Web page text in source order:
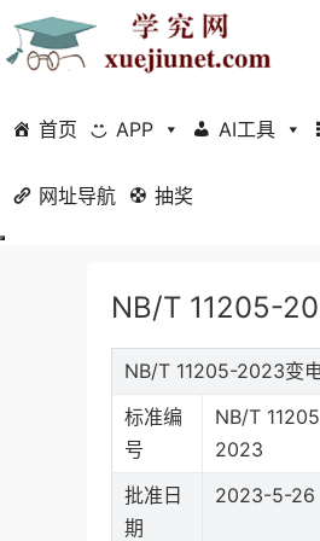
首页 APP AI工具
网址导航 抽奖
当前位置：首页
NB/T 11205-
NB/T 11205-2023变
标准编
号
NB/T
2023
批准日
期
2023-5-26